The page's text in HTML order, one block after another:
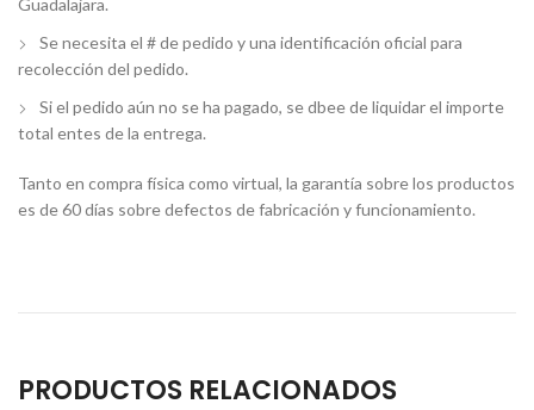
Guadalajara.
Se necesita el # de pedido y una identificación oficial para
recolección del pedido.
Si el pedido aún no se ha pagado, se dbee de liquidar el importe
total entes de la entrega.
Tanto en compra física como virtual, la garantía sobre los productos
es de 60 días sobre defectos de fabricación y funcionamiento.
PRODUCTOS RELACIONADOS